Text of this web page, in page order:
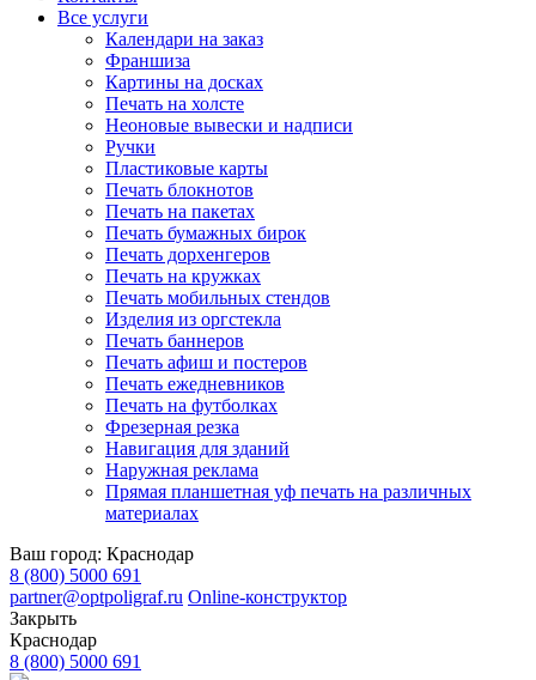
Все услуги
Календари на заказ
Франшиза
Картины на досках
Печать на холсте
Неоновые вывески и надписи
Ручки
Пластиковые карты
Печать блокнотов
Печать на пакетах
Печать бумажных бирок
Печать дорхенгеров
Печать на кружках
Печать мобильных стендов
Изделия из оргстекла
Печать баннеров
Печать афиш и постеров
Печать ежедневников
Печать на футболках
Фрезерная резка
Навигация для зданий
Наружная реклама
Прямая планшетная уф печать на различных
материалах
Ваш город: Краснодар
8 (800) 5000 691
partner@optpoligraf.ru Online-конструктор
Закрыть
Краснодар
8 (800) 5000 691